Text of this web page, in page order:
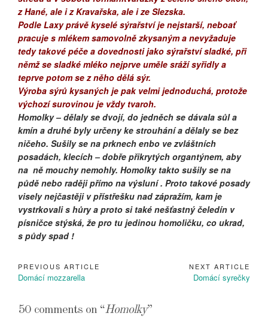
z Hané, ale i z Kravařska, ale i ze Slezska.
Podle Laxy právě kyselé sýrařství je nejstarší, neboať
pracuje s mlékem samovolně zkysaným a nevyžaduje
tedy takové péče a dovednosti jako sýrařství sladké, při
němž se sladké mléko nejprve uměle sráží syřidly a
teprve potom se z něho dělá sýr.
Výroba sýrů kysaných je pak velmi jednoduchá, protože
výchozí surovinou je vždy tvaroh.
Homolky – dělaly se dvojí, do jedněch se dávala sůl a
kmín a druhé byly určeny ke strouhání a dělaly se bez
ničeho. Sušily se na prknech enbo ve zvláštních
posadách, klecích – dobře přikrytých organtýnem, aby
na ně mouchy nemohly. Homolky takto sušily se na
půdě nebo raději přímo na výsluní . Proto takové posady
visely nejčastěji v přístřešku nad zápražím, kam je
vystrkovali s hůry a proto si také nešťastný čeledín v
písničce stýská, že pro tu jedinou homoličku, co ukrad,
s půdy spad !
Navigace
příspěvek
PREVIOUS ARTICLE
Previous
Domácí mozzarella
NEXT ARTICLE
Next
Domácí syrečky
50 comments on “Homolky”